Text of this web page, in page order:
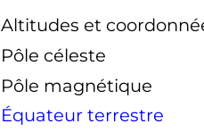
Altitudes et
Pôle céleste
Pôle magnétique
Équateur terrestre